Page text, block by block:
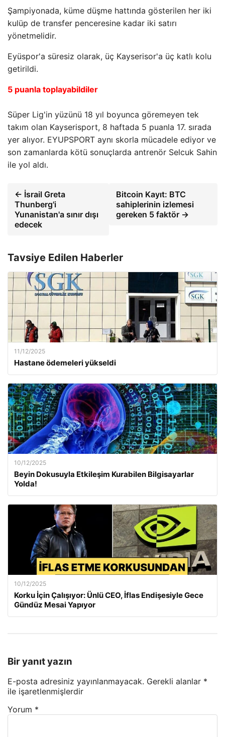
Şampiyonada, küme düşme hattında gösterilen her iki
kulüp de transfer penceresine kadar iki satırı
yönetmelidir.
Eyüspor'a süresiz olarak, üç Kayserisor'a üç katlı kolu
getirildi.
5 puanla toplayabildiler
Süper Lig'in yüzünü 18 yıl boyunca göremeyen tek
takım olan Kayserisport, 8 haftada 5 puanla 17. sırada
yer alıyor. EYUPSPORT aynı skorla mücadele ediyor ve
son zamanlarda kötü sonuçlarda antrenör Selcuk Sahin
ile yol aldı.
← İsrail Greta
Thunberg'i
Yunanistan'a sınır dışı
edecek
Bitcoin Kayıt: BTC
sahiplerinin izlemesi
gereken 5 faktör →
Tavsiye Edilen Haberler
11/12/2025
Hastane ödemeleri yükseldi
10/12/2025
Beyin Dokusuyla Etkileşim Kurabilen Bilgisayarlar
Yolda!
10/12/2025
Korku İçin Çalışıyor: Ünlü CEO, İflas Endişesiyle Gece
Gündüz Mesai Yapıyor
Bir yanıt yazın
E-posta adresiniz yayınlanmayacak. Gerekli alanlar *
ile işaretlenmişlerdir
Yorum *